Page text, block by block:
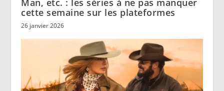
Man, etc. : les séries à ne pas manquer
cette semaine sur les plateformes
26 janvier 2026